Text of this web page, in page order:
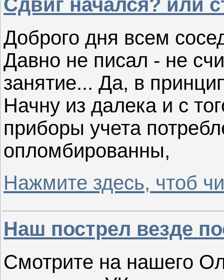
Сдвиг начался? или
Доброго дня всем
Давно не писал - не
занятие... Да, в
Начну из далека и с
приборы учета
опломбированны,
Нажмите здесь, чтоб
Наш пострел везде
Смотрите на нашего